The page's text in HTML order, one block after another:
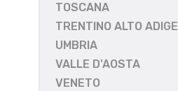
TOSCANA
TRENTINO ALTO ADIGE
UMBRIA
VALLE D'AOSTA
VENETO